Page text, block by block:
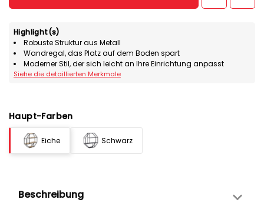
Highlight(s)
Robuste Struktur aus Metall
Wandregal, das Platz auf dem Boden spart
Moderner Stil, der sich leicht an Ihre Einrichtung anpasst
Siehe die detaillierten Merkmale
Haupt-Farben
Eiche Schwarz
Beschreibung